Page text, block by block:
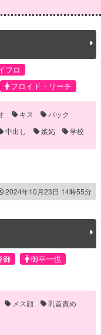
フロ
フロイド・リーチ
キス
バック
中出し 嫉妬
学校
2024年10月23日 14時55分
御
御幸一也
メス顔
乳首責め